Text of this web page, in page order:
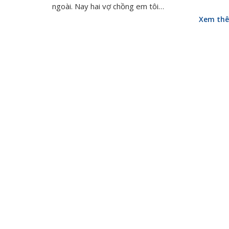
ngoài. Nay hai vợ chồng em tôi…
Xem